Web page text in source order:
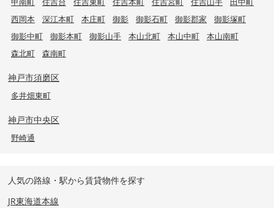
西岡本
深江本町 本庄町 御影 御影石町 御影郡家
御影塚町
御影中町
御影本町 御影山手 本山北町 本山中町
本山南町
森北町
森南町
神戸市須磨区
多井畑東町
神戸市中央区
野崎通
人気の路線・駅から賃貸物件を探す
JR東海道本線